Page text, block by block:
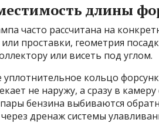
длины
часто рассчитана на
проставки, геометрия
или висеть под углом.
уплотнительное кольцо
не наружу, а сразу в
бензина выбиваются
дренаж системы